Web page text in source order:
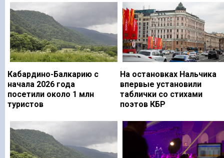
Кабардино-Балкарию с
начала 2026 года
посетили около 1 млн
туристов
На остановках Нальчика
впервые установили
таблички со стихами
поэтов КБР